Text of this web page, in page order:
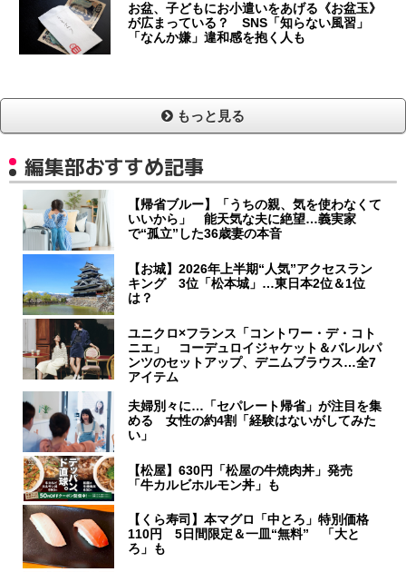
お盆、子どもにお小遣いをあげる《お盆玉》
が広まっている？ SNS「知らない風習」
「なんか嫌」違和感を抱く人も
もっと見る
編集部おすすめ記事
【帰省ブルー】「うちの親、気を使わなくて
いいから」 能天気な夫に絶望…義実家
で“孤立”した36歳妻の本音
【お城】2026年上半期“人気”アクセスラン
キング 3位「松本城」…東日本2位＆1位
は？
ユニクロ×フランス「コントワー・デ・コト
ニエ」 コーデュロイジャケット＆バレルパ
ンツのセットアップ、デニムブラウス…全7
アイテム
夫婦別々に…「セパレート帰省」が注目を集
める 女性の約4割「経験はないがしてみた
い」
【松屋】630円「松屋の牛焼肉丼」発売
「牛カルビホルモン丼」も
【くら寿司】本マグロ「中とろ」特別価格
110円 5日間限定＆一皿“無料” 「大と
ろ」も